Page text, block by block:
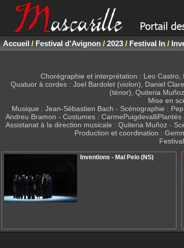
Accueil/ Festival d'Avignon/ 2023/ Festival In/
Chorégraphie et interprétation : Leo
Quatuor à cordes : Joel Bardolet (violon), Daniel
(ténor), Quiteria
Mise en
Musique : Jean-Sébastien Bach - Scénographie :
Andreu Bramon - Costumes :
Assistanat à la direction musicale : Quiteria Muñoz -
Production et coordination :
Inventions - Mal Pelo (NS)